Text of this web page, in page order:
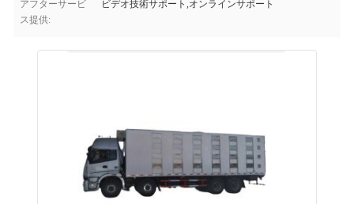
アフターサービ
ス提供:
ビデオ技術サポート,オンラインサポート